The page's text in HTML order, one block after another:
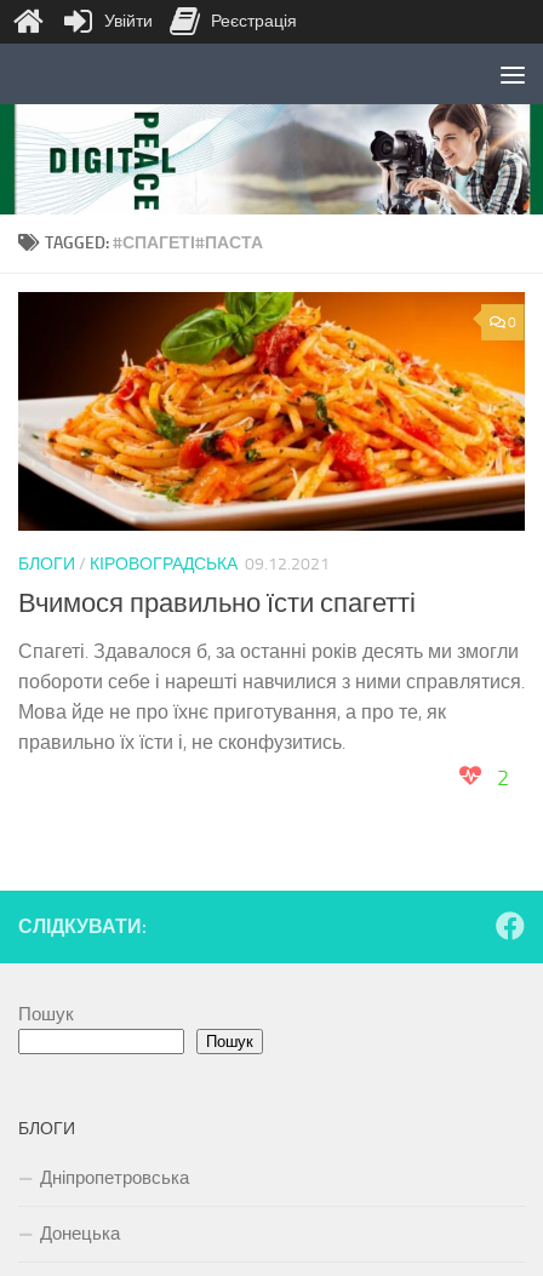
Skip to content
TAGGED:#СПАГЕТІ#ПАСТА
0
БЛОГИ / КІРОВОГРАДСЬКА 09.12.2021
Вчимося правильно їсти спагетті
Спагеті. Здавалося б, за останні років десять ми змогли
побороти себе і нарешті навчилися з ними справлятися.
Мова йде не про їхнє приготування, а про те, як
правильно їх їсти і, не сконфузитись.
2
СЛІДКУВАТИ:
Пошук
Пошук
БЛОГИ
Дніпропетровська
Донецька
Увійти Реєстрація